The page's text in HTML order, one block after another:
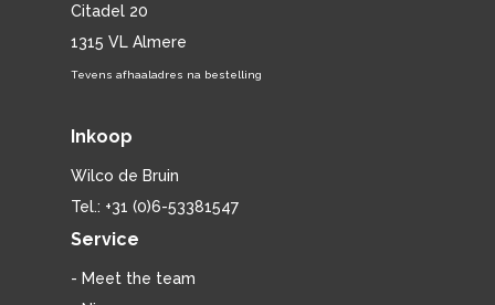
Citadel 20
1315 VL Almere
Tevens afhaaladres na bestelling
Inkoop
Wilco de Bruin
Tel.: +31 (0)6-53381547
Service
- Meet the team